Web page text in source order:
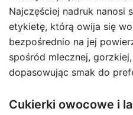
Najczęściej nadruk nanosi
etykietę, którą owija się
bezpośrednio na jej
spośród mlecznej,
dopasowując smak do
Cukierki owocowe i